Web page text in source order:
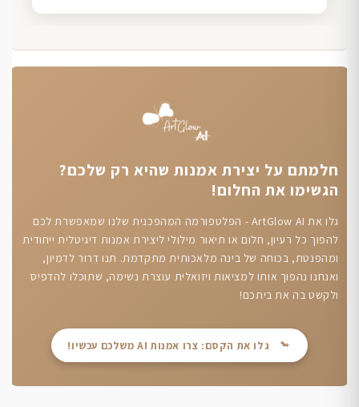
חלמתם על יצירת אמנות שהיא רק שלכם?
הגשימו את החלום!
גלו את ArtGlow AI - הפלטפורמה המהפכנית שלנו שמאפשרת לכם
להפוך כל רעיון, חלום או תיאור מילולי ליצירת אמנות דיגיטלית ייחודית
ומהפנטת, בכוחה של בינה מלאכותית מתקדמת. תנו דרור לדמיון,
ואנחנו נהפוך אותו למציאות ויזואלית עוצרת נשימה, שתוכלו להדפיס
ולקשט בה את ביתכם!
גלו את הקסם: צרו אמנות AI משלכם עכשיו!